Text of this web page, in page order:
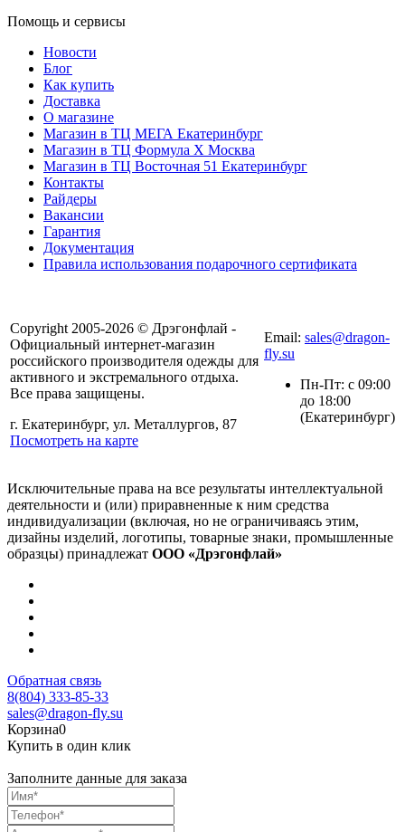
Помощь и сервисы
Новости
Блог
Как купить
Доставка
О магазине
Магазин в ТЦ МЕГА Екатеринбург
Магазин в ТЦ Формула X Москва
Магазин в ТЦ Восточная 51 Екатеринбург
Контакты
Райдеры
Вакансии
Гарантия
Документация
Правила использования подарочного сертификата
Copyright 2005-2026 © Дрэгонфлай -
Официальный интернет-магазин
российского производителя одежды для
активного и экстремального отдыха.
Все права защищены.
г. Екатеринбург, ул. Металлургов, 87
Посмотреть на карте
Email: sales@dragon-
fly.su
Пн-Пт: с 09:00
до 18:00
(Екатеринбург)
Исключительные права на все результаты интеллектуальной
деятельности и (или) приравненные к ним средства
индивидуализации (включая, но не ограничиваясь этим,
дизайны изделий, логотипы, товарные знаки, промышленные
образцы) принадлежат ООО «Дрэгонфлай»
Обратная связь
8(804) 333-85-33
sales@dragon-fly.su
Корзина0
Купить в один клик
Заполните данные для заказа